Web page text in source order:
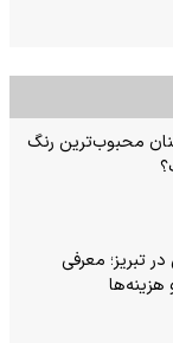
محبوب‌ترین رنگ
تبریز؛ معرفی
هزینه‌ها